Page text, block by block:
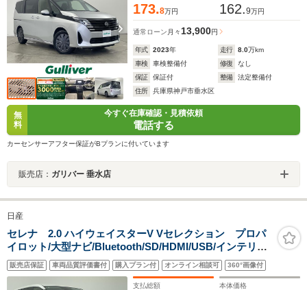
173.8万円 162.9万円
通常ローン 月々 13,900円
年式 2023年 走行 8.0万km
車検
車検整備付 修復
なし
保証
保証付 整備
法定整備付
住所
兵庫県神戸市垂水区
無
料
今すぐ在庫確認・見積依頼
電話する
カーセンサーアフター保証がBプランに付いています
販売店： ガリバー 垂水店
日産
セレナ 2.0 ハイウェイスターV Vセレクション プロパ
イロット/大型ナビ/Bluetooth/SD/HDMI/USB/インテリジ
ェントアラウンドビューモニター/エマージェンシーブレ
ーキ/デジタルインナーミラー/両側ハンズフリーオートス
ライドドア/ドライブレコーダー/禁煙車
販売店保証 車両品質評価書付 購入プラン付 オンライン相談可 360°画像付
支払総額 本体価格